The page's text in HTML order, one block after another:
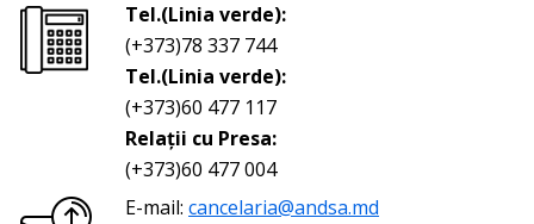
Tel.(Linia verde):
(+373)78 337 744
Tel.(Linia verde):
(+373)60 477 117
Relații cu Presa:
(+373)60 477 004
E-mail: cancelaria@andsa.md